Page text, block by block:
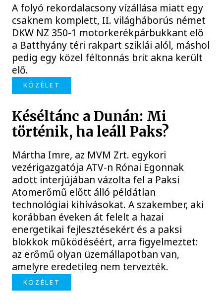
A folyó rekordalacsony vízállása miatt egy
csaknem komplett, II. világháborús német
DKW NZ 350-1 motorkerékpárbukkant elő
a Batthyány téri rakpart sziklái alól, máshol
pedig egy közel féltonnás brit akna került
elő.
KÖZÉLET
Késéltánc a Dunán: Mi
történik, ha leáll Paks?
Mártha Imre, az MVM Zrt. egykori
vezérigazgatója ATV-n Rónai Egonnak
adott interjújában vázolta fel a Paksi
Atomerőmű előtt álló példátlan
technológiai kihívásokat. A szakember, aki
korábban éveken át felelt a hazai
energetikai fejlesztésekért és a paksi
blokkok működéséért, arra figyelmeztet:
az erőmű olyan üzemállapotban van,
amelyre eredetileg nem tervezték.
KÖZÉLET